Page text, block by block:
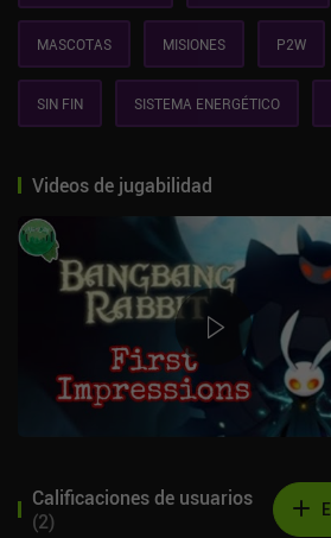
MASCOTAS MISIONES P2W
SIN FIN SISTEMA ENERGÉTICO
Videos de jugabilidad
Calificaciones de usuarios
(2)